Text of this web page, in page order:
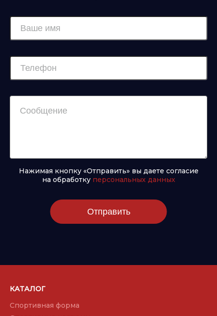
Нажимая кнопку «Отправить» вы даете согласие
на обработку персональных данных
Отправить
КАТАЛОГ
Спортивная форма